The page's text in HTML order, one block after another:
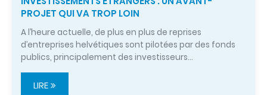
PROJET QUI VA TROP LOIN
A l’heure actuelle, de plus en plus de reprises
d’entreprises helvétiques sont pilotées par des fonds
publics, principalement des investisseurs…
LIRE